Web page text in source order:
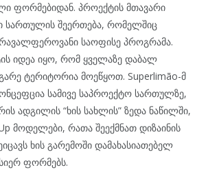
ფორმებიდან. პროექტის მთავარი
სართულის შეერთება, რომელშიც
საოფისე პროგრამა.
იდეა იყო, რომ ყველაზე დაბალ
ტერიტორია მოეწყოთ. Superlimão-მ
სამივე საპროექტო სართულზე,
ადგილის “ხის სახლის” ზედა ნაწილში,
მოდელები, რათა შეექმნათ დიზაინის
ხის გარემოში დამახასიათებელ
ფორმებს.